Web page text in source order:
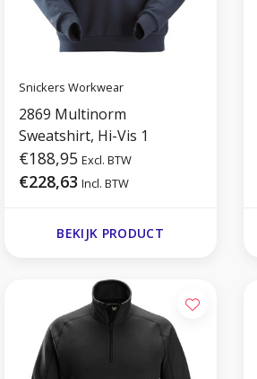
Snickers Workwear
2869 Multinorm
Sweatshirt, Hi-Vis 1
€188,95 Excl. BTW
€228,63 Incl. BTW
BEKIJK PRODUCT